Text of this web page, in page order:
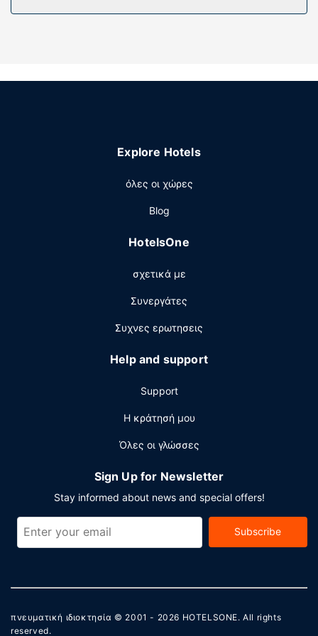
Κάντε δώρο στον εαυτό σας μια επίσκεψη στο σπα, το
μπανιέρα υδρομασάζ. Οι επιπλέον παροχές σε αυτό το
υπηρεσίες concierge και κατάστημα δώρων/περίπτερο
Απολαύστε ένα γεύμα στο εστιατόριο ή μείνετε μέσα και
συγκεκριμένων ωρών μόνο) σε αυτό το ξενοδοχείο.
Χαλαρώστε στο τέλος της μέρας με ένα ποτό στο
μπαρ/lounge. Με επιπλέον χρέωση είναι διαθέσιμο
πρωινό (σε μπουφέ) καθημερινά μεταξύ 6:30 π.μ. -
επιχειρηματικό κέντρο, δωρεάν εφημερίδες στο λόμπι
και υπηρεσίες στεγνοκαθαριστηρίου/πλυντηρίων.
(Μάρκχαμ); Αυτό το ξενοδοχείο διαθέτει χώρο που είναι
συνεδριακό κέντρο και 26 αίθουσες συνεδριάσεων.
Στους χώρους μας θα βρείτε στάθμευση χωρίς
Explore Hotels
όλες οι χώρες
Blog
HotelsOne
σχετικά με
Συνεργάτες
Συχνες ερωτησεις
Help and support
Support
Η κράτησή μου
Όλες οι γλώσσες
Sign Up for Newsletter
Stay informed about news and special offers!
Subscribe
πνευματική ιδιοκτησία © 2001 - 2026 HOTELSONE. All rights
reserved.